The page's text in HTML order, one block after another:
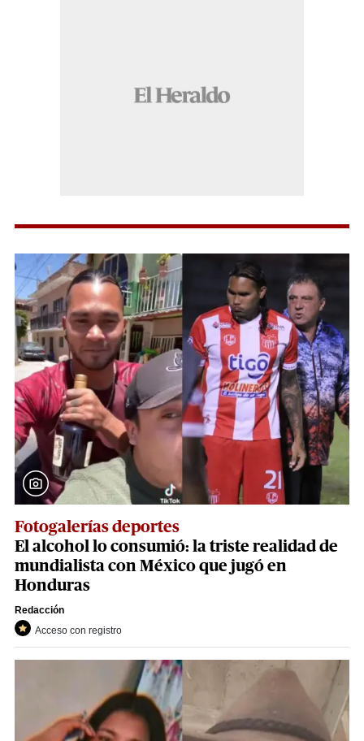
Fotogalerías deportes
El alcohol lo consumió: la triste realidad de
mundialista con México que jugó en
Honduras
Redacción
Acceso con registro